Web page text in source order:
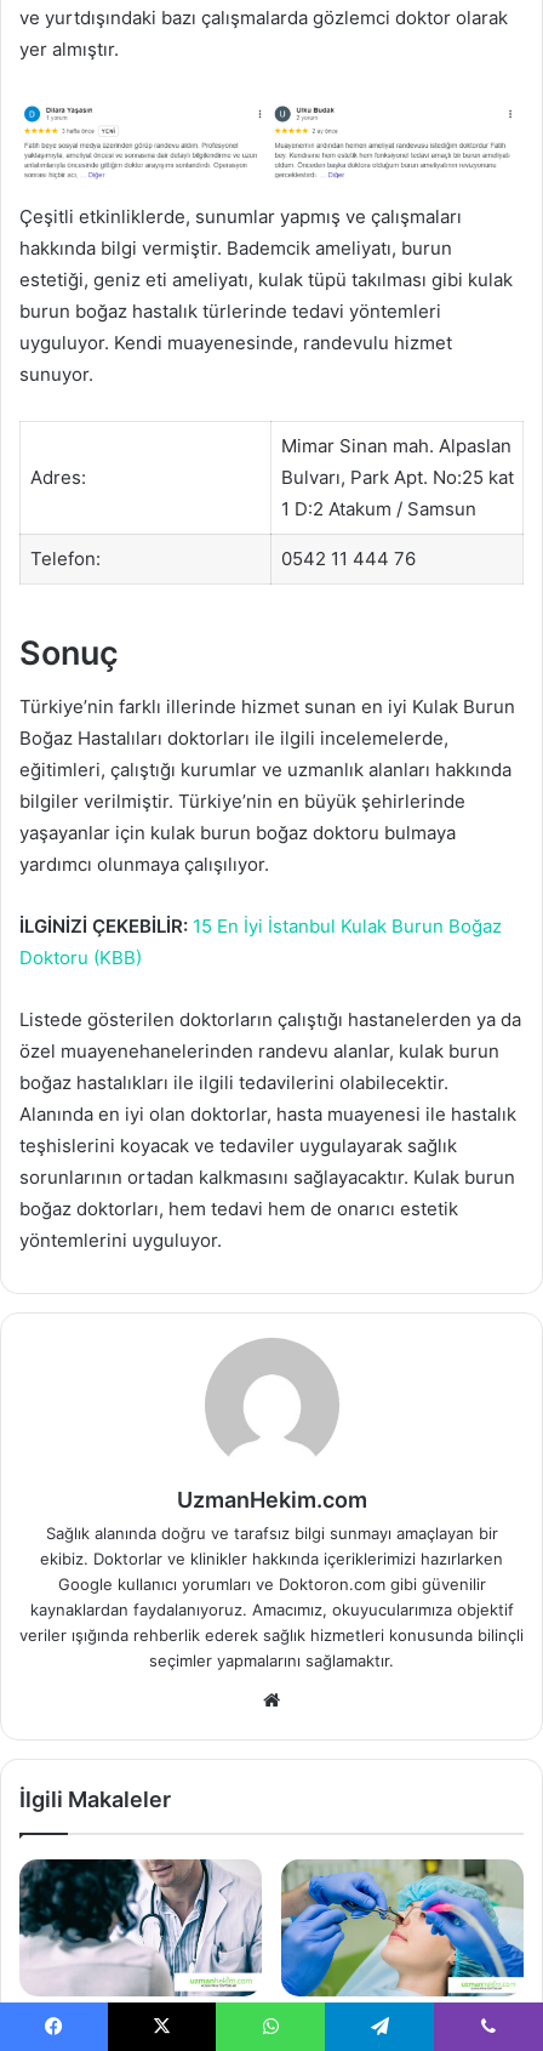
ve yurtdışındaki bazı çalışmalarda gözlemci doktor olarak
yer almıştır.
Çeşitli etkinliklerde, sunumlar yapmış ve çalışmaları
hakkında bilgi vermiştir. Bademcik ameliyatı, burun
estetiği, geniz eti ameliyatı, kulak tüpü takılması gibi kulak
burun boğaz hastalık türlerinde tedavi yöntemleri
uyguluyor. Kendi muayenesinde, randevulu hizmet
sunuyor.
Adres:
Mimar Sinan mah. Alpaslan
Bulvarı, Park Apt. No:25 kat
1 D:2 Atakum / Samsun
Telefon: 0542 11 444 76
Sonuç
Türkiye’nin farklı illerinde hizmet sunan en iyi Kulak Burun
Boğaz Hastalıları doktorları ile ilgili incelemelerde,
eğitimleri, çalıştığı kurumlar ve uzmanlık alanları hakkında
bilgiler verilmiştir. Türkiye’nin en büyük şehirlerinde
yaşayanlar için kulak burun boğaz doktoru bulmaya
yardımcı olunmaya çalışılıyor.
İLGİNİZİ ÇEKEBİLİR: 15 En İyi İstanbul Kulak Burun Boğaz
Doktoru (KBB)
Listede gösterilen doktorların çalıştığı hastanelerden ya da
özel muayenehanelerinden randevu alanlar, kulak burun
boğaz hastalıkları ile ilgili tedavilerini olabilecektir.
Alanında en iyi olan doktorlar, hasta muayenesi ile hastalık
teşhislerini koyacak ve tedaviler uygulayarak sağlık
sorunlarının ortadan kalkmasını sağlayacaktır. Kulak burun
boğaz doktorları, hem tedavi hem de onarıcı estetik
yöntemlerini uyguluyor.
UzmanHekim.com
Sağlık alanında doğru ve tarafsız bilgi sunmayı amaçlayan bir
ekibiz. Doktorlar ve klinikler hakkında içeriklerimizi hazırlarken
Google kullanıcı yorumları ve Doktoron.com gibi güvenilir
kaynaklardan faydalanıyoruz. Amacımız, okuyucularımıza objektif
veriler ışığında rehberlik ederek sağlık hizmetleri konusunda bilinçli
seçimler yapmalarını sağlamaktır.
İlgili Makaleler
15 En İyi Ankara Kulak Burun
15 En İyi İstanbul Kulak